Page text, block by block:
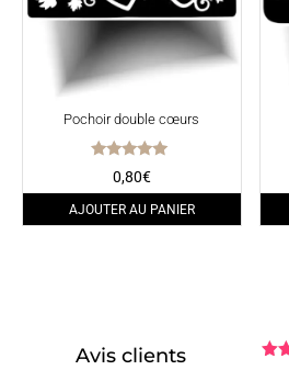
Pochoir double cœurs
Note
5.00
0,80€
AJOUTER AU PANIER
Avis clients